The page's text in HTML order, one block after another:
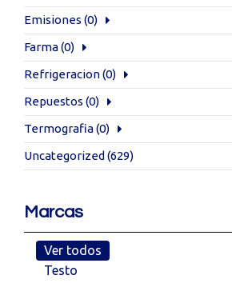
Emisiones (0)
Farma(0)
Refrigeracion(0)
Repuestos (0)
Termografia(0)
Uncategorized (629)
Marcas
Ver todos
Testo